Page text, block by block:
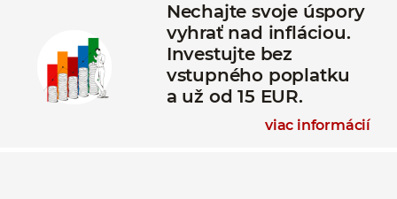
Nechajte svoje úspory
vyhrať nad infláciou.
Investujte bez
vstupného poplatku
a už od 15 EUR.
viac informácií